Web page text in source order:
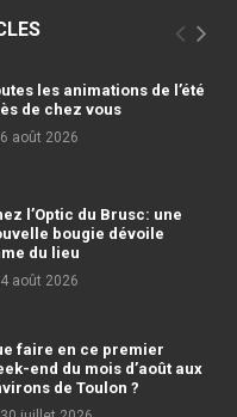
les animations de l’été
de chez vous
6 août 2026
l’Optic du Brusc: une
bougie dévoile
du lieu
4 août 2026
faire en ce premier
end du mois d’août aux
de Toulon ?